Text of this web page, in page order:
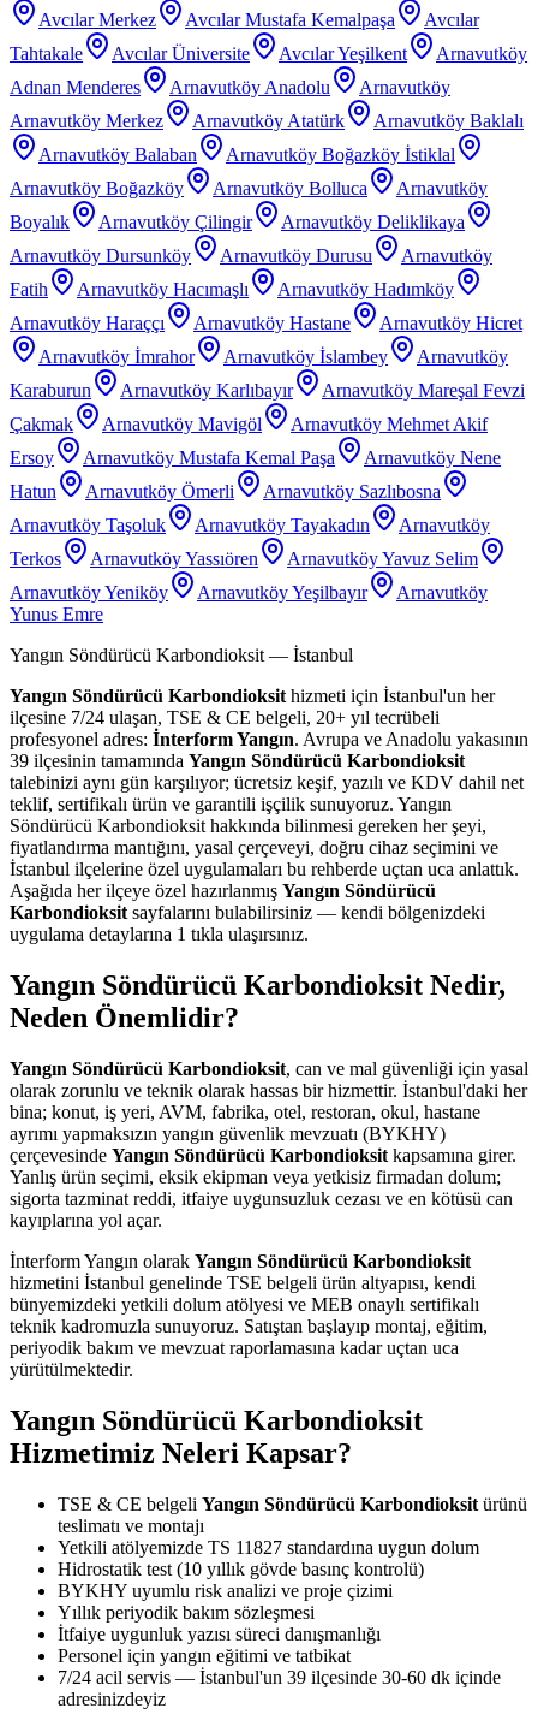
Avcılar Merkez Avcılar Mustafa Kemalpaşa
Avcılar
Tahtakale
Avcılar Üniversite Avcılar Yeşilkent
Arnavutköy
Adnan Menderes
Arnavutköy Anadolu
Arnavutköy
Arnavutköy Merkez
Arnavutköy Atatürk
Arnavutköy Baklalı
Arnavutköy Balaban
Arnavutköy Boğazköy İstiklal
Arnavutköy Boğazköy
Arnavutköy Bolluca
Arnavutköy
Boyalık
Arnavutköy Çilingir
Arnavutköy Deliklikaya
Arnavutköy Dursunköy
Arnavutköy Durusu
Arnavutköy
Fatih
Arnavutköy Hacımaşlı
Arnavutköy Hadımköy
Arnavutköy Haraççı
Arnavutköy Hastane
Arnavutköy Hicret
Arnavutköy İmrahor
Arnavutköy İslambey
Arnavutköy
Karaburun
Arnavutköy Karlıbayır
Arnavutköy Mareşal Fevzi
Çakmak
Arnavutköy Mavigöl
Arnavutköy Mehmet Akif
Ersoy
Arnavutköy Mustafa Kemal Paşa
Arnavutköy Nene
Hatun
Arnavutköy Ömerli
Arnavutköy Sazlıbosna
Arnavutköy Taşoluk
Arnavutköy Tayakadın
Arnavutköy
Terkos
Arnavutköy Yassıören
Arnavutköy Yavuz Selim
Arnavutköy Yeniköy
Arnavutköy Yeşilbayır
Arnavutköy
Yunus Emre
Yangın Söndürücü Karbondioksit— İstanbul
Yangın Söndürücü Karbondioksithizmeti için İstanbul'un her
ilçesine 7/24 ulaşan, TSE & CE belgeli, 20+ yıl tecrübeli
profesyonel adres: İnterform Yangın. Avrupa ve Anadolu yakasının
39 ilçesinin tamamında Yangın Söndürücü Karbondioksit
talebinizi aynı gün karşılıyor; ücretsiz keşif, yazılı ve KDV dahil net
teklif, sertifikalı ürün ve garantili işçilik sunuyoruz. Yangın
Söndürücü Karbondioksit hakkında bilinmesi gereken her şeyi,
fiyatlandırma mantığını, yasal çerçeveyi, doğru cihaz seçimini ve
İstanbul ilçelerine özel uygulamaları bu rehberde uçtan uca anlattık.
Aşağıda her ilçeye özel hazırlanmış Yangın Söndürücü
Karbondioksitsayfalarını bulabilirsiniz — kendi bölgenizdeki
uygulama detaylarına 1 tıkla ulaşırsınız.
Yangın Söndürücü Karbondioksit Nedir,
Neden Önemlidir?
Yangın Söndürücü Karbondioksit, can ve mal güvenliği için yasal
olarak zorunlu ve teknik olarak hassas bir hizmettir. İstanbul'daki her
bina; konut, iş yeri, AVM, fabrika, otel, restoran, okul, hastane
ayrımı yapmaksızın yangın güvenlik mevzuatı (BYKHY)
çerçevesinde Yangın Söndürücü Karbondioksit kapsamına girer.
Yanlış ürün seçimi, eksik ekipman veya yetkisiz firmadan dolum;
sigorta tazminat reddi, itfaiye uygunsuzluk cezası ve en kötüsü can
kayıplarına yol açar.
İnterform Yangın olarak Yangın Söndürücü Karbondioksit
hizmetini İstanbul genelinde TSE belgeli ürün altyapısı, kendi
bünyemizdeki yetkili dolum atölyesi ve MEB onaylı sertifikalı
teknik kadromuzla sunuyoruz. Satıştan başlayıp montaj, eğitim,
periyodik bakım ve mevzuat raporlamasına kadar uçtan uca
yürütülmektedir.
Yangın Söndürücü Karbondioksit
Hizmetimiz Neleri Kapsar?
TSE & CE belgeli Yangın Söndürücü Karbondioksit ürünü
teslimatı ve montajı
Yetkili atölyemizde TS 11827 standardına uygun dolum
Hidrostatik test (10 yıllık gövde basınç kontrolü)
BYKHY uyumlu risk analizi ve proje çizimi
Yıllık periyodik bakım sözleşmesi
İtfaiye uygunluk yazısı süreci danışmanlığı
Personel için yangın eğitimi ve tatbikat
7/24 acil servis — İstanbul'un 39 ilçesinde 30-60 dk içinde
adresinizdeyiz